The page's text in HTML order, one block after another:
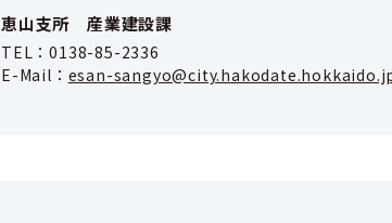
恵山支所 産業建設課
TEL：0138-85-2336
E-Mail： esan-